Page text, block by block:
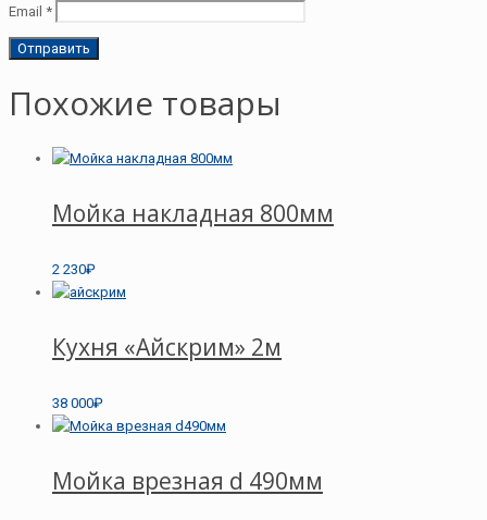
Email *
Похожие товары
Мойка накладная 800мм
2 230₽
Кухня «Айскрим» 2м
38 000₽
Мойка врезная d 490мм